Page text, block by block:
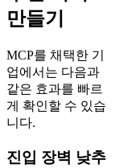
만들기
MCP를 채택한 기
업에서는 다음과
같은 효과를 빠르
게 확인할 수 있습
니다.
진입 장벽 낮추